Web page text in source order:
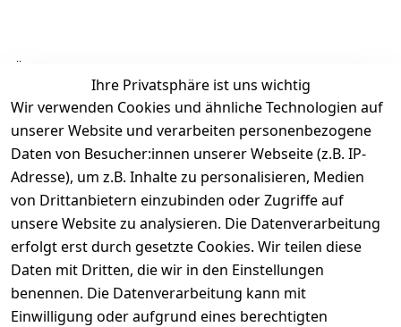
Ähnliche Produkte
Ihre Privatsphäre ist uns wichtig
Wir verwenden Cookies und ähnliche Technologien auf
unserer Website und verarbeiten personenbezogene
Daten von Besucher:innen unserer Webseite (z.B. IP-
Adresse), um z.B. Inhalte zu personalisieren, Medien
von Drittanbietern einzubinden oder Zugriffe auf
unsere Website zu analysieren. Die Datenverarbeitung
erfolgt erst durch gesetzte Cookies. Wir teilen diese
Daten mit Dritten, die wir in den Einstellungen
benennen. Die Datenverarbeitung kann mit
Einwilligung oder aufgrund eines berechtigten
Rechtliches
AGB
Impressum
Datenschutze
rklärung
Über uns
Kontakt
Registrieren
Kataloge zum
Download
Wir
versenden
mit
Zahle
bequem per